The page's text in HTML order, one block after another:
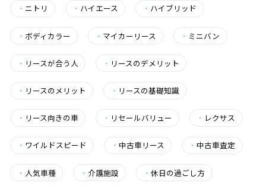
・ ニトリ ・ ハイエース ・ ハイブリッド
・ ボディカラー ・ マイカーリース ・ ミニバン
・ リースが合う人 ・ リースのデメリット
・ リースのメリット ・ リースの基礎知識
・ リース向きの車 ・ リセールバリュー ・ レクサス
・ ワイルドスピード ・中古車リース ・中古車査定
・ 人気車種 ・ 介護施設 ・休日の過ごし方